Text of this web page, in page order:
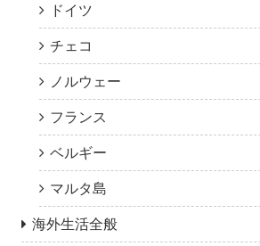
ドイツ
チェコ
ノルウェー
フランス
ベルギー
マルタ島
海外生活全般